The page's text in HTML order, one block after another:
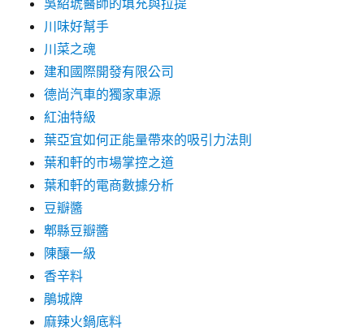
吳紹琥醫師的填充與拉提
川味好幫手
川菜之魂
建和國際開發有限公司
德尚汽車的獨家車源
紅油特級
葉亞宜如何正能量帶來的吸引力法則
葉和軒的市場掌控之道
葉和軒的電商數據分析
豆瓣醬
郫縣豆瓣醬
陳釀一級
香辛料
鵑城牌
麻辣火鍋底料